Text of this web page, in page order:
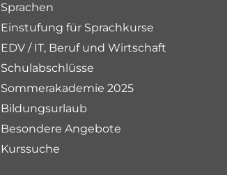
Sprachen
Einstufung für Sprachkurse
EDV / IT, Beruf und Wirtschaft
Schulabschlüsse
Sommerakademie 2025
Bildungsurlaub
Besondere Angebote
Kurssuche